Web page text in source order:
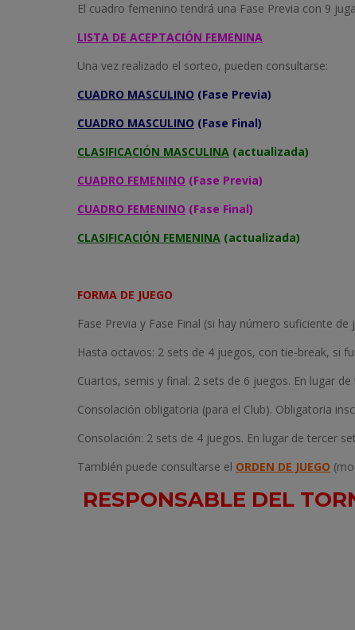
El cuadro femenino tendrá una Fase Previa con 9
LISTA DE ACEPTACIÓN FEMENINA
Una vez realizado el sorteo, pueden consultarse:
CUADRO MASCULINO (Fase Previa)
CUADRO MASCULINO (Fase Final)
CLASIFICACIÓN MASCULINA (actualizada)
CUADRO FEMENINO (Fase Previa)
CUADRO FEMENINO (Fase Final)
CLASIFICACIÓN FEMENINA (actualizada)
FORMA DE JUEGO
Fase Previa y Fase Final (si hay número suficiente
Hasta octavos: 2 sets de 4 juegos, con tie-break, si
Cuartos, semis y final: 2 sets de 6 juegos. En lugar
Consolación obligatoria (para el Club). Obligatoria
Consolación: 2 sets de 4 juegos. En lugar de tercer
También puede consultarse el ORDEN DE JUEGO
RESPONSABLE DEL